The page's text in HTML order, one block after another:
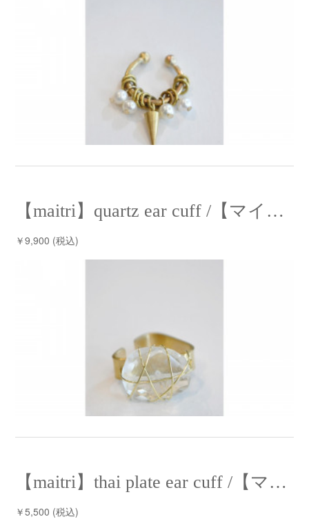
【maitri】quartz ear cuff /【マイトリー】クォーツイヤーカフ
￥9,900 (税込)
【maitri】thai plate ear cuff /【マイトリー】タイプレートイヤーカフ
￥5,500 (税込)